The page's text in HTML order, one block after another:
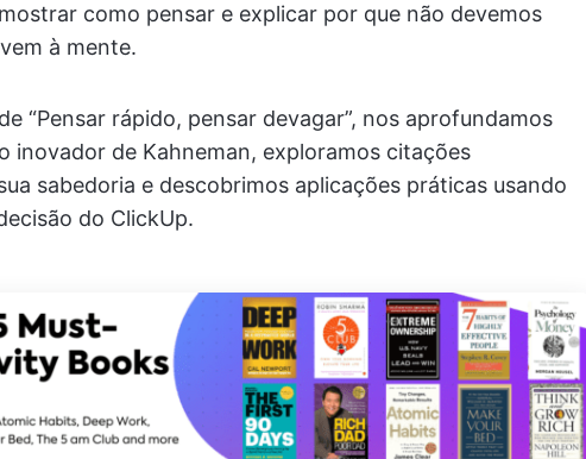
como pensar e explicar por que não devemos
à mente.
“Pensar rápido, pensar devagar”, nos aprofundamos
inovador de Kahneman, exploramos citações
sabedoria e descobrimos aplicações práticas usando
do ClickUp.